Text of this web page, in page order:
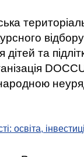
дітей та
освіта,